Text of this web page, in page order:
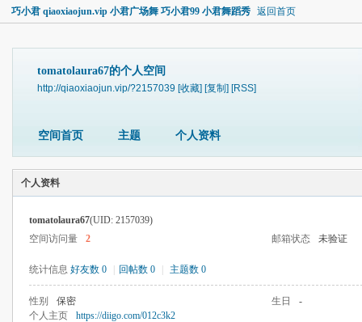
巧小君 qiaoxiaojun.vip 小君广场舞 巧小君99 小君舞蹈秀 返回首页
tomatolaura67的个人空间
http://qiaoxiaojun.vip/?2157039 [收藏] [复制] [RSS]
空间首页 主题 个人资料
个人资料
tomatolaura67(UID: 2157039)
空间访问量
2 邮箱状态 未验证
统计信息 好友数 0 回帖数 0 主题数 0
性别 保密 生日
-
个人主页
https://diigo.com/012c3k2